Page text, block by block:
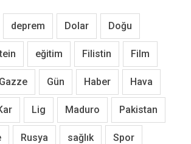
deprem Dolar Doğu
eğitim Filistin Film
Gazze Gün Haber Hava
Lig Maduro Pakistan
Rusya sağlık Spor